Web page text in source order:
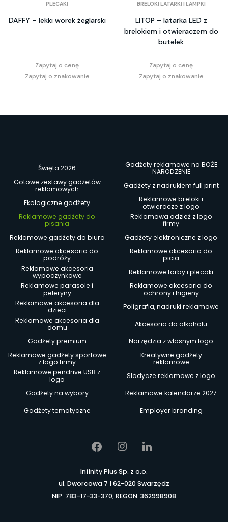
PLECAKI
DAFFY – lekki worek żeglarski
Zapytaj o cenę
Zapytaj o znakowanie
BRELOKI LATARKI I LAMPKI
LITOP – latarka LED z
brelokiem i otwieraczem do
butelek
Zapytaj o cenę
Zapytaj o znakowanie
Święta 2026
Gadżety reklamowe na BOŻE
NARODZENIE
Gotowe zestawy gadżetów
reklamowych
Gadżety z nadrukiem full print
Ekologiczne gadżety
Reklamowe breloki i
otwieracze z logo
Reklamowe gadżety do
pisania
Reklamowa odzież z logo
firmy
Reklamowe gadżety do biura
Gadżety elektroniczne z logo
Reklamowe akcesoria do
podróży
Reklamowe akcesoria do
picia
Reklamowe akcesoria
wypoczynkowe
Reklamowe torby i plecaki
Reklamowe parasole i
peleryny
Reklamowe akcesoria do
ochrony i higieny
Reklamowe akcesoria dla
dzieci
Poligrafia, nadruki reklamowe
Reklamowe akcesoria dla
domu
Akcesoria do alkoholu
Gadżety premium
Narzędzia z własnym logo
Reklamowe gadżety sportowe
z logo firmy
Kreatywne gadżety
reklamowe
Reklamowe pendrive USB z
logo
Słodycze reklamowe z logo
Gadżety na wybory
Reklamowe kalendarze 2027
Gadżety tematyczne
Employer branding
Infinity Plus Sp. z o.o.
ul. Dworcowa 7 | 62-020 Swarzędz
NIP: 783-17-33-370, REGON: 362998908